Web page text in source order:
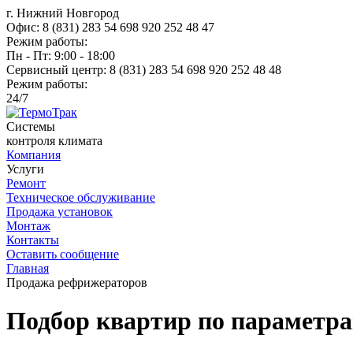
г. Нижний Новгород
Офис: 8 (831) 283 54 698 920 252 48 47
Режим работы:
Пн - Пт: 9:00 - 18:00
Сервисный центр: 8 (831) 283 54 698 920 252 48 48
Режим работы:
24/7
Системы
контроля климатa
Компания
Услуги
Ремонт
Техническое обслуживание
Продажа установок
Монтаж
Контакты
Оставить сообщение
Главная
Продажа рефрижераторов
Подбор квартир по